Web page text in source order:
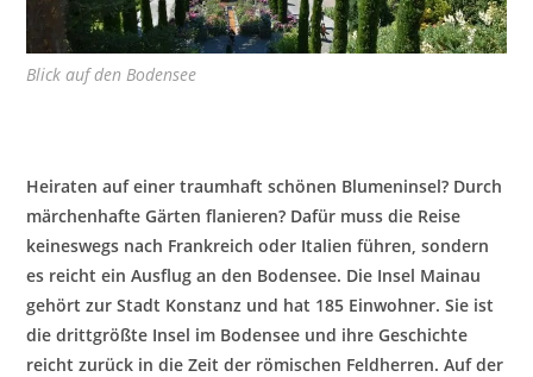
Blick auf den Bodensee
Heiraten auf einer traumhaft schönen Blumeninsel? Durch
märchenhafte Gärten flanieren? Dafür muss die Reise
keineswegs nach Frankreich oder Italien führen, sondern
es reicht ein Ausflug an den Bodensee. Die Insel Mainau
gehört zur Stadt Konstanz und hat 185 Einwohner. Sie ist
die drittgrößte Insel im Bodensee und ihre Geschichte
reicht zurück in die Zeit der römischen Feldherren. Auf der